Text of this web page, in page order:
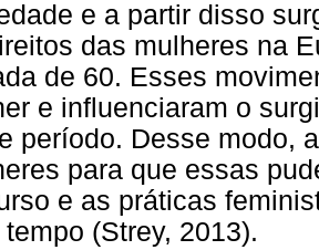
e a partir disso
das mulheres na
de 60. Esses
e influenciaram o
período. Desse modo,
para que essas
e as práticas
tempo (Strey, 2013).